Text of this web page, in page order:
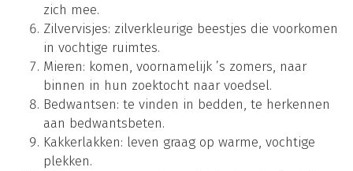
zich mee.
Zilvervisjes: zilverkleurige beestjes die voorkomen
in vochtige ruimtes.
Mieren: komen, voornamelijk ’s zomers, naar
binnen in hun zoektocht naar voedsel.
Bedwantsen: te vinden in bedden, te herkennen
aan bedwantsbeten.
Kakkerlakken: leven graag op warme, vochtige
plekken.